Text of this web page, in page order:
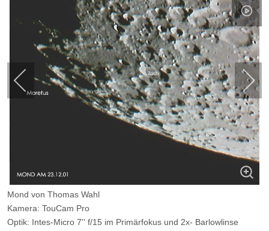
Mond von Thomas Wahl
Kamera: TouCam Pro
Optik: Intes-Micro 7'' f/15 im Primärfokus und 2x- Barlowlinse